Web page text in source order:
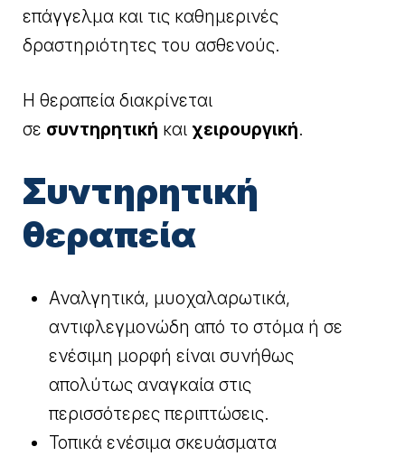
επάγγελμα και τις καθημερινές
δραστηριότητες του ασθενούς.
Η θεραπεία διακρίνεται
σε συντηρητική και χειρουργική.
Συντηρητική
θεραπεία
Αναλγητικά, μυοχαλαρωτικά,
αντιφλεγμονώδη από το στόμα ή σε
ενέσιμη μορφή είναι συνήθως
απολύτως αναγκαία στις
περισσότερες περιπτώσεις.
Τοπικά ενέσιμα σκευάσματα